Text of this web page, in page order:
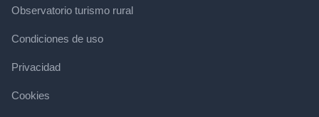
Observatorio turismo rural
Condiciones de uso
Privacidad
Cookies